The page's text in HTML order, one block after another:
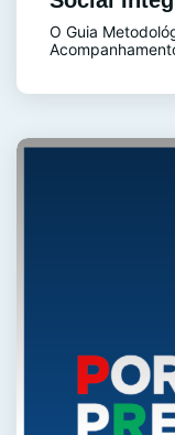
O Guia